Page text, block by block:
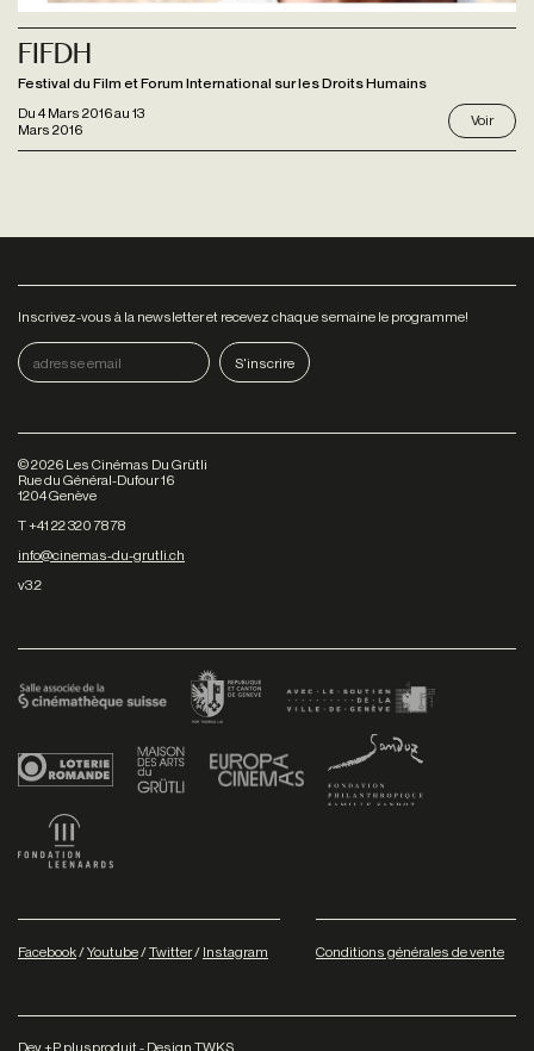
Du 4 Mars 2016au 13
Mars 2016
Fifdh
Festival du Film et Forum International sur les Droits Humains
Voir
Inscrivez-vous à la newsletter et recevez chaque semaine le programme!
©2026 Les Cinémas Du Grütli
Rue du Général-Dufour 16
1204 Genève
T +41 22 320 78 78
info@cinemas-du-grutli.ch
v3.2
Facebook/Youtube/Twitter/ Instagram Conditions générales de vente
Dev+P plusproduit- Design TWKS